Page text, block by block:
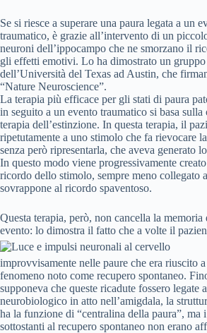
Se si riesce a superare una paura legata a un
traumatico, è grazie all’intervento di un
neuroni dell’ippocampo che ne smorzano il
gli effetti emotivi. Lo ha dimostrato un
dell’Università del Texas ad Austin, che
“Nature Neuroscience”.
La terapia più efficace per gli stati di paura
in seguito a un evento traumatico si basa sulla
terapia dell’estinzione. In questa terapia, il
ripetutamente a uno stimolo che fa rievocare
senza però ripresentarla, che aveva generato
In questo modo viene progressivamente
ricordo dello stimolo, sempre meno collegato
sovrappone al ricordo spaventoso.
Questa terapia, però, non cancella la memoria
evento: lo dimostra il fatto che a volte il
improvvisamente nelle paure che era riuscito
fenomeno noto come recupero spontaneo.
supponeva che queste ricadute fossero legate
neurobiologico in atto nell’amigdala, la
ha la funzione di “centralina della paura”, ma
sottostanti al recupero spontaneo non erano